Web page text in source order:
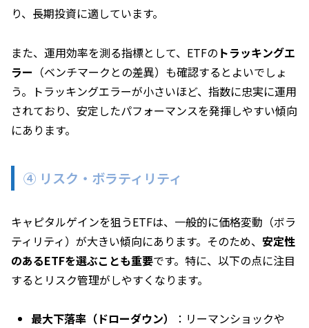
り、長期投資に適しています。
また、運用効率を測る指標として、ETFの トラッキングエ
ラー （ベンチマークとの差異）も確認するとよいでしょ
う。トラッキングエラーが小さいほど、指数に忠実に運用
されており、安定したパフォーマンスを発揮しやすい傾向
にあります。
④ リスク・ボラティリティ
キャピタルゲインを狙うETFは、一般的に価格変動（ボラ
ティリティ）が大きい傾向にあります。そのため、 安定性
のあるETFを選ぶことも重要です。特に、以下の点に注目
するとリスク管理がしやすくなります。
最大下落率（ドローダウン）
：リーマンショックや